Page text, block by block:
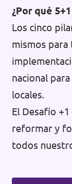
¿Por qué
Los cinco
mismos para
nacional
locales.
El Desafío
reformar y
todos